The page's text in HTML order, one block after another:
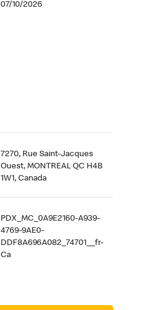
07/10/2026
7270, Rue Saint-Jacques
Ouest, MONTREAL QC H4B
1W1, Canada
PDX_MC_0A9E2160-A939-
4769-9AE0-
DDF8A696A082_74701__fr-
Ca